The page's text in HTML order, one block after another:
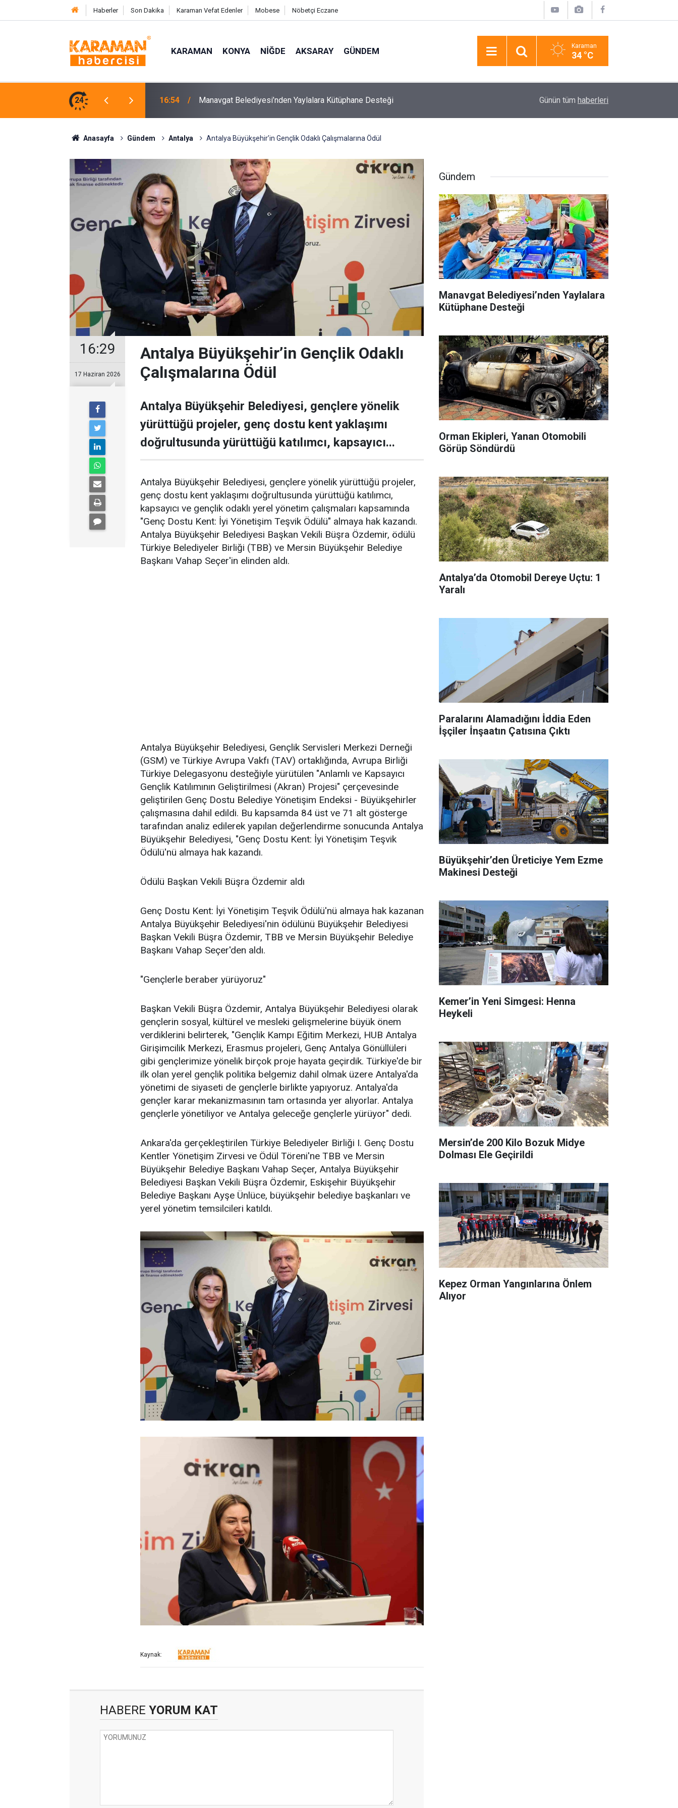
Haberler Son Dakika Karaman Vefat Edenler Mobese Nöbetçi Eczane
KARAMAN KONYA NIĞDE AKSARAY GÜNDEM Karaman
34 °C
24
Kütüphane Desteği 16:06 Aksaray’da 17 Yaşındaki Çocuk Arkadaşı Tarafından Sırtından Bıçaklandı Alkollü Ve Ehliyetsiz Sürücünün "aracım
Günün tüm haberleri
Anasayfa Gündem Antalya Antalya Büyükşehir’in Gençlik Odaklı Çalışmalarına Ödül
16:29
17 Haziran 2026
Antalya Büyükşehir’in Gençlik Odaklı
Çalışmalarına Ödül
Antalya Büyükşehir Belediyesi, gençlere yönelik
yürüttüğü projeler, genç dostu kent yaklaşımı
doğrultusunda yürüttüğü katılımcı, kapsayıcı...
Antalya Büyükşehir Belediyesi, gençlere yönelik yürüttüğü projeler,
genç dostu kent yaklaşımı doğrultusunda yürüttüğü katılımcı,
kapsayıcı ve gençlik odaklı yerel yönetim çalışmaları kapsamında
"Genç Dostu Kent: İyi Yönetişim Teşvik Ödülü" almaya hak kazandı.
Antalya Büyükşehir Belediyesi Başkan Vekili Büşra Özdemir, ödülü
Türkiye Belediyeler Birliği (TBB) ve Mersin Büyükşehir Belediye
Başkanı Vahap Seçer'in elinden aldı.
Antalya Büyükşehir Belediyesi, Gençlik Servisleri Merkezi Derneği
(GSM) ve Türkiye Avrupa Vakfı (TAV) ortaklığında, Avrupa Birliği
Türkiye Delegasyonu desteğiyle yürütülen "Anlamlı ve Kapsayıcı
Gençlik Katılımının Geliştirilmesi (Akran) Projesi" çerçevesinde
geliştirilen Genç Dostu Belediye Yönetişim Endeksi - Büyükşehirler
çalışmasına dahil edildi. Bu kapsamda 84 üst ve 71 alt gösterge
tarafından analiz edilerek yapılan değerlendirme sonucunda Antalya
Büyükşehir Belediyesi, "Genç Dostu Kent: İyi Yönetişim Teşvik
Ödülü'nü almaya hak kazandı.
Ödülü Başkan Vekili Büşra Özdemir aldı
Genç Dostu Kent: İyi Yönetişim Teşvik Ödülü'nü almaya hak kazanan
Antalya Büyükşehir Belediyesi'nin ödülünü Büyükşehir Belediyesi
Başkan Vekili Büşra Özdemir, TBB ve Mersin Büyükşehir Belediye
Başkanı Vahap Seçer'den aldı.
"Gençlerle beraber yürüyoruz"
Başkan Vekili Büşra Özdemir, Antalya Büyükşehir Belediyesi olarak
gençlerin sosyal, kültürel ve mesleki gelişmelerine büyük önem
verdiklerini belirterek, "Gençlik Kampı Eğitim Merkezi, HUB Antalya
Girişimcilik Merkezi, Erasmus projeleri, Genç Antalya Gönüllüleri
gibi gençlerimize yönelik birçok proje hayata geçirdik. Türkiye'de bir
ilk olan yerel gençlik politika belgemiz dahil olmak üzere Antalya'da
yönetimi de siyaseti de gençlerle birlikte yapıyoruz. Antalya'da
gençler karar mekanizmasının tam ortasında yer alıyorlar. Antalya
gençlerle yönetiliyor ve Antalya geleceğe gençlerle yürüyor" dedi.
Ankara'da gerçekleştirilen Türkiye Belediyeler Birliği I. Genç Dostu
Kentler Yönetişim Zirvesi ve Ödül Töreni'ne TBB ve Mersin
Büyükşehir Belediye Başkanı Vahap Seçer, Antalya Büyükşehir
Belediyesi Başkan Vekili Büşra Özdemir, Eskişehir Büyükşehir
Belediye Başkanı Ayşe Ünlüce, büyükşehir belediye başkanları ve
yerel yönetim temsilcileri katıldı.
Kaynak:
HABERE YORUM KAT
Gündem
Manavgat Belediyesi’nden Yaylalara
Kütüphane Desteği
Orman Ekipleri, Yanan Otomobili
Görüp Söndürdü
Antalya’da Otomobil Dereye Uçtu: 1
Yaralı
Paralarını Alamadığını İddia Eden
İşçiler İnşaatın Çatısına Çıktı
Büyükşehir’den Üreticiye Yem Ezme
Makinesi Desteği
Kemer’in Yeni Simgesi: Henna
Heykeli
Mersin’de 200 Kilo Bozuk Midye
Dolması Ele Geçirildi
Kepez Orman Yangınlarına Önlem
Alıyor